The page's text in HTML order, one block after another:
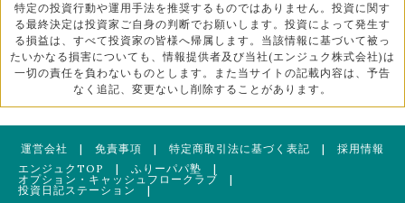
特定の投資行動や運用手法を推奨するものではありません。投資に関す
る最終決定は投資家ご自身の判断でお願いします。投資によって発生す
る損益は、すべて投資家の皆様へ帰属します。当該情報に基づいて被っ
たいかなる損害についても、情報提供者及び当社(エンジュク株式会社)は
一切の責任を負わないものとします。また当サイトの記載内容は、予告
なく追記、変更ないし削除することがあります。
運営会社 | 免責事項 | 特定商取引法に基づく表記 | 採用情報
エンジュクTOP
| ふりーパパ塾 |
オプション・キャッシュフロークラブ |
投資日記ステーション
|